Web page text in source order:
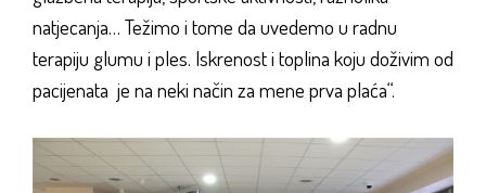
natjecanja… Težimo i tome da uvedemo u radnu
terapiju glumu i ples. Iskrenost i toplina koju doživim od
pacijenata je na neki način za mene prva plaća“.